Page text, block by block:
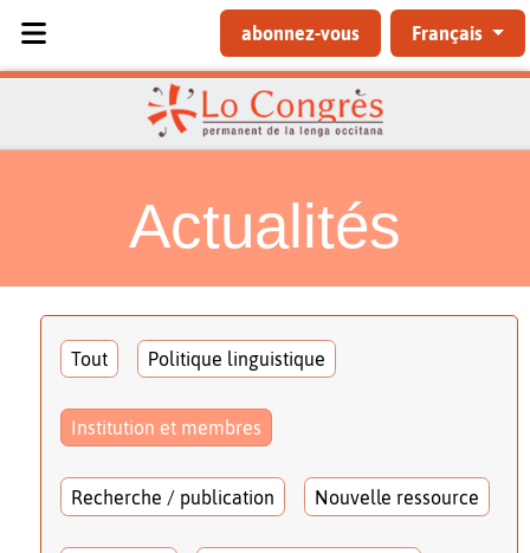
abonnez-vous Français
Actualités
Tout Politique linguistique
Institution et membres
Recherche / publication Nouvelle ressource